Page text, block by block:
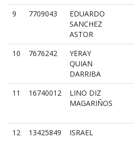
9
7709043
EDUARDO
SANCHEZ
ASTOR
10
7676242
YERAY
QUIAN
DARRIBA
11
16740012
LINO DIZ
MAGARIÑOS
12
13425849 ISRAEL